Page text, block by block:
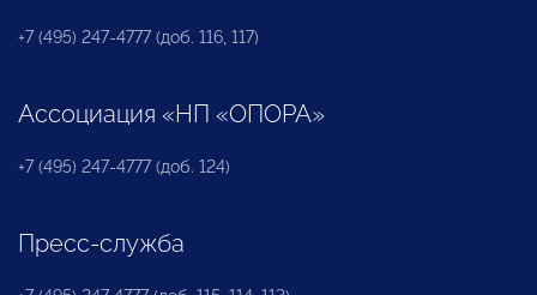
+7 (495) 247-4777 (доб. 116, 117)
Ассоциация «НП «ОПОРА»
+7 (495) 247-4777 (доб. 124)
Пресс-служба